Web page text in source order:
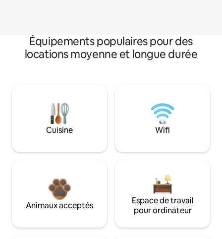
Équipements populaires pour des
locations moyenne et longue durée
Cuisine Wifi
Animaux acceptés
Espace de travail
pour ordinateur